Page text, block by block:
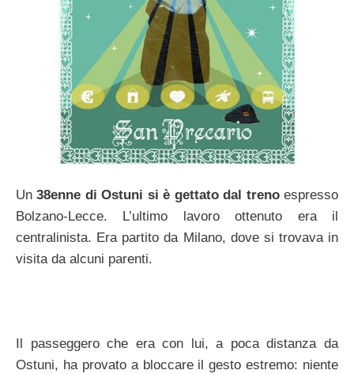
Un38enne di Ostuni si è gettato dal trenoespresso
Bolzano-Lecce. L’ultimo lavoro ottenuto era il
centralinista. Era partito da Milano, dove si trovava in
visita da alcuni parenti.
Il passeggero che era con lui, a poca distanza da
Ostuni, ha provato a bloccare il gesto estremo: niente